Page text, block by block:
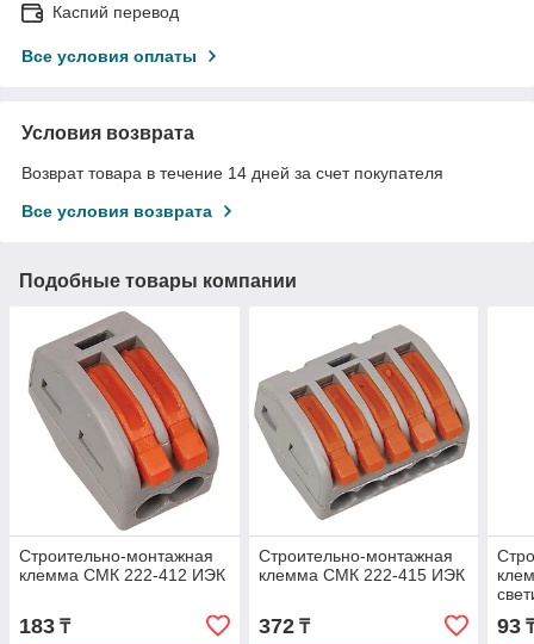
Каспий перевод
Все условия оплаты
Условия возврата
Возврат товара в течение 14 дней за счет покупателя
Все условия возврата
Подобные товары компании
Строительно-монтажная
клемма СМК 222-412 ИЭК
183 ₸
Строительно-монтажная
клемма СМК 222-415 ИЭК
372₸
2,5)
93